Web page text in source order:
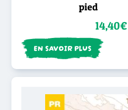
pied
14,40€
EN SAVOIR PLUS